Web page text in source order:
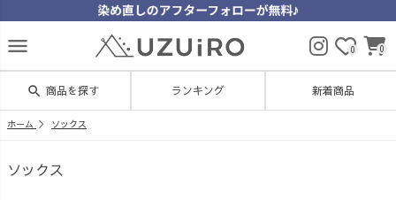
menu 0 0
search 商品を探す ランキング 新着商品
ホーム ソックス
ソックス